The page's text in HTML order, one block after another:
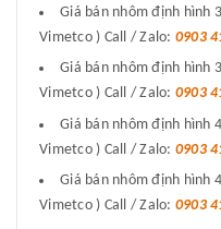
Giá bán nhôm định hình
Vimetco ) Call / Zalo: 0903
Giá bán nhôm định hình
Vimetco ) Call / Zalo: 0903
Giá bán nhôm định hình
Vimetco ) Call / Zalo: 0903
Giá bán nhôm định hình
Vimetco ) Call / Zalo: 0903